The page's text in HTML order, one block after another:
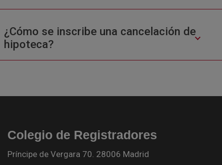
¿Cómo se inscribe una cancelación de
hipoteca?
Colegio de Registradores
Príncipe de Vergara 70. 28006 Madrid